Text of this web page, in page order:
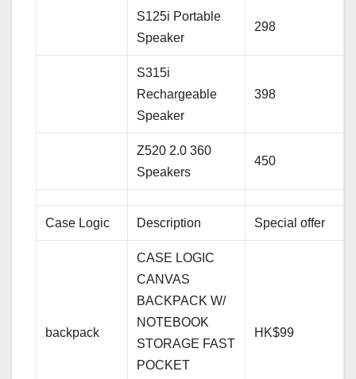
S125i Portable
Speaker
298
S315i
Rechargeable
Speaker
398
Z520 2.0 360
Speakers
450
Case Logic Description Special offer
backpack
CASE LOGIC
CANVAS
BACKPACK W/
NOTEBOOK
STORAGE FAST
POCKET
HK$99